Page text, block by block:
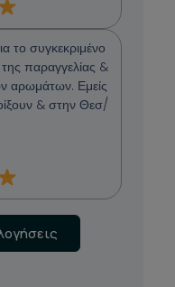
το συγκεκριμένο
παραγγελίας &
αρωμάτων. Εμείς
& στην Θεσ/